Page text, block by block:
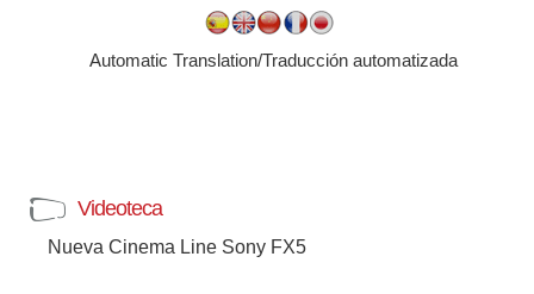
Automatic Translation/Traducción automatizada
Videoteca
Nueva Cinema Line Sony FX5